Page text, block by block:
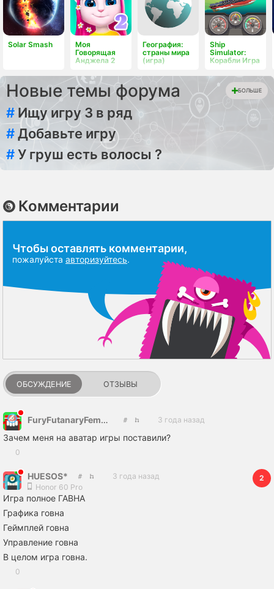
Solar Smash
Моя
Говорящая
Анджела 2
География:
страны мира
(игра)
Ship
Simulator:
Корабли Игра
Новые темы форума БОЛЬШЕ
# Ищу игру 3 в ряд
#Добавьте игру
#У груш есть волосы ?
Комментарии
Чтобы оставлять комментарии,
пожалуйста авторизуйтесь.
ОБСУЖДЕНИЕ ОТЗЫВЫ
FuryFutanaryFemboy 3 года назад
Зачем меня на аватар игры поставили?
0
HUESOS*
3 года назад
Honor 60 Pro
2
Игра полное ГАВНА
Графика говна
Геймплей говна
Управление говна
В целом игра говна.
0